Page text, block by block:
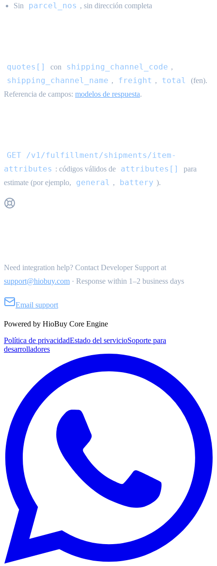
Sin parcel_nos , sin dirección completa
quotes[] con shipping_channel_code ,
shipping_channel_name , freight , total
(fen).
Referencia de campos: modelos de respuesta.
GET /v1/fulfillment/shipments/item-
attributes : códigos válidos de attributes[]
para
estimate (por ejemplo,
general , battery ).
Need integration help? Contact Developer Support at
support@hiobuy.com · Response within 1–2 business days
Email support
Powered by HioBuy Core Engine
Política de privacidadEstado del servicioSoporte para
desarrolladores